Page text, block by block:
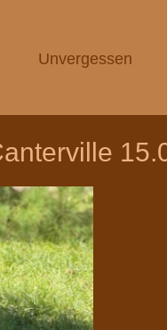
Unvergessen